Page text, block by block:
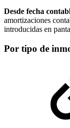
Desde fecha
amortizaciones
introducidas en
Por tipo de